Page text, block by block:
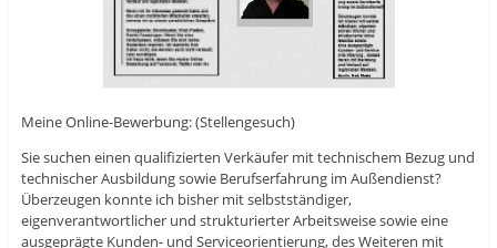
Meine Online-Bewerbung: (Stellengesuch)
Sie suchen einen qualifizierten Verkäufer mit technischem Bezug und
technischer Ausbildung sowie Berufserfahrung im Außendienst?
Überzeugen konnte ich bisher mit selbstständiger,
eigenverantwortlicher und strukturierter Arbeitsweise sowie eine
ausgeprägte Kunden- und Serviceorientierung, des Weiteren mit